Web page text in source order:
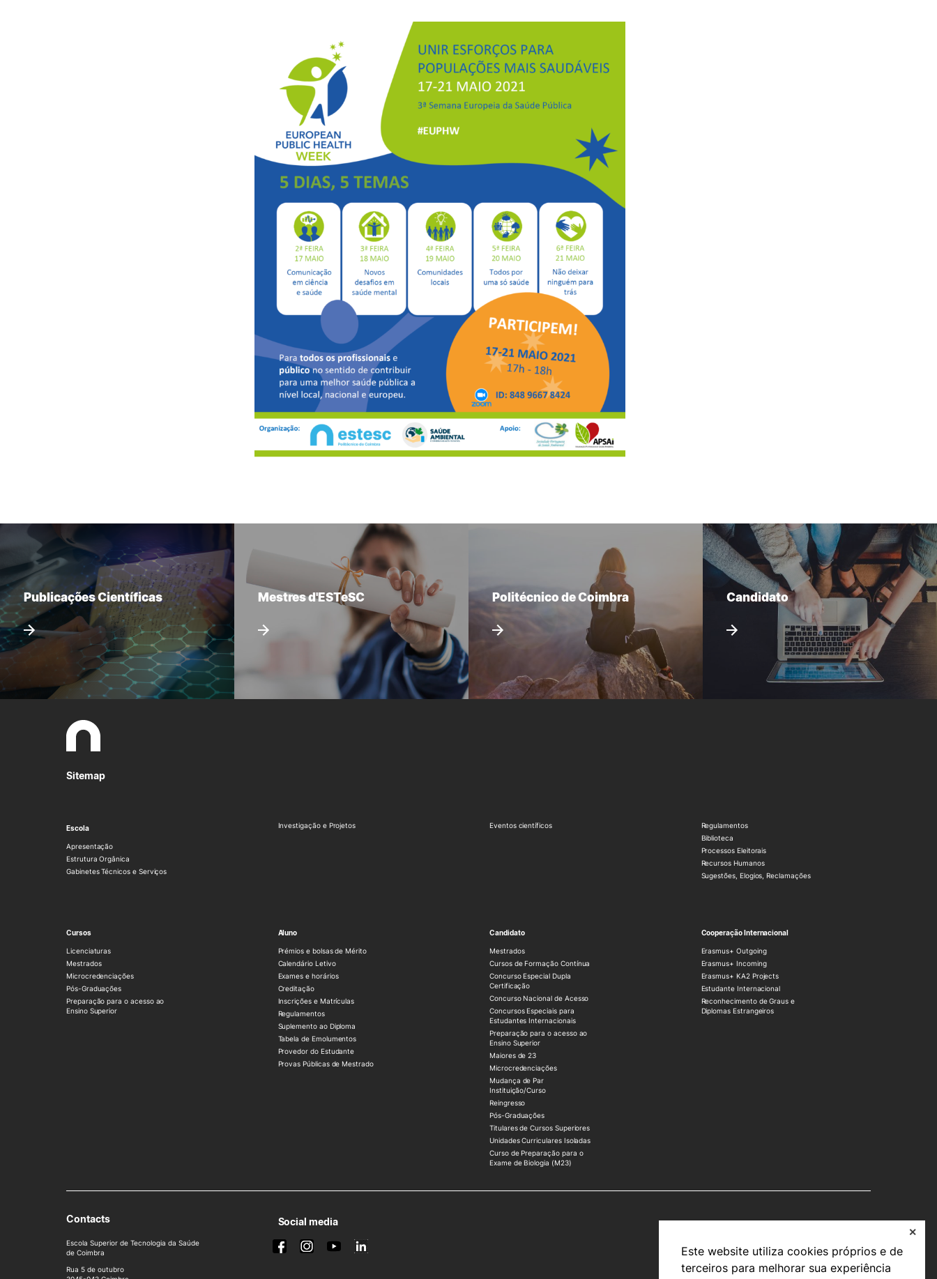
Este website utiliza cookies próprios e de
terceiros para melhorar sua experiência
✕
Publicações Científicas Mestres d'ESTeSC Politécnico de Coimbra Candidato
Sitemap
Escola
Apresentação
Estrutura Orgânica
Gabinetes Técnicos e Serviços
Investigação e Projetos Eventos científicos
Regulamentos
Biblioteca
Processos Eleitorais
Recursos Humanos
Sugestões, Elogios, Reclamações
Cursos
Licenciaturas
Mestrados
Microcredenciações
Pós-Graduações
Preparação para o acesso ao
Ensino Superior
Aluno
Prémios e bolsas de Mérito
Calendário Letivo
Exames e horários
Creditação
Inscrições e Matrículas
Regulamentos
Suplemento ao Diploma
Tabela de Emolumentos
Provedor do Estudante
Provas Públicas de Mestrado
Candidato
Mestrados
Cursos de Formação Contínua
Concurso Especial Dupla
Certificação
Concurso Nacional de Acesso
Concursos Especiais para
Estudantes Internacionais
Preparação para o acesso ao
Ensino Superior
Maiores de 23
Microcredenciações
Mudança de Par
Instituição/Curso
Reingresso
Pós-Graduações
Titulares de Cursos Superiores
Unidades Curriculares Isoladas
Curso de Preparação para o
Exame de Biologia (M23)
Cooperação Internacional
Erasmus+ Outgoing
Erasmus+ Incoming
Erasmus+ KA2 Projects
Estudante Internacional
Reconhecimento de Graus e
Diplomas Estrangeiros
Contacts
Escola Superior de Tecnologia da Saúde
de Coimbra
Rua 5 de outubro
Social media